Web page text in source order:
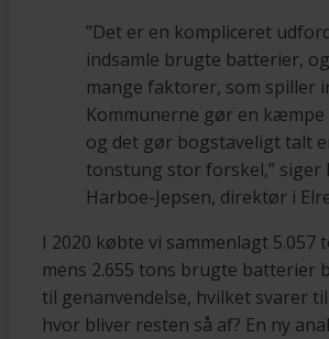
”Det er en kompliceret
indsamle brugte batterier,
mange faktorer, som spiller
Kommunerne gør en kæmpe
og det gør bogstaveligt talt
tonstung stor forskel,” siger
Harboe-Jepsen, direktør i
I 2020 købte vi sammenlagt 5.057
mens 2.655 tons brugte batterier
til genanvendelse, hvilket svarer til
hvor bliver resten så af? En ny